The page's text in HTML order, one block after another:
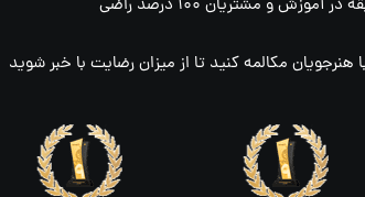
هنرجویان مکالمه کنید تا از میزان رضایت با خبر شوید